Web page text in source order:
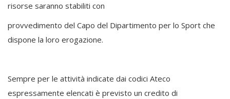
risorse saranno stabiliti con
provvedimento del Capo del Dipartimento per lo Sport che
dispone la loro erogazione.
Sempre per le attività indicate dai codici Ateco
espressamente elencati è previsto un credito di